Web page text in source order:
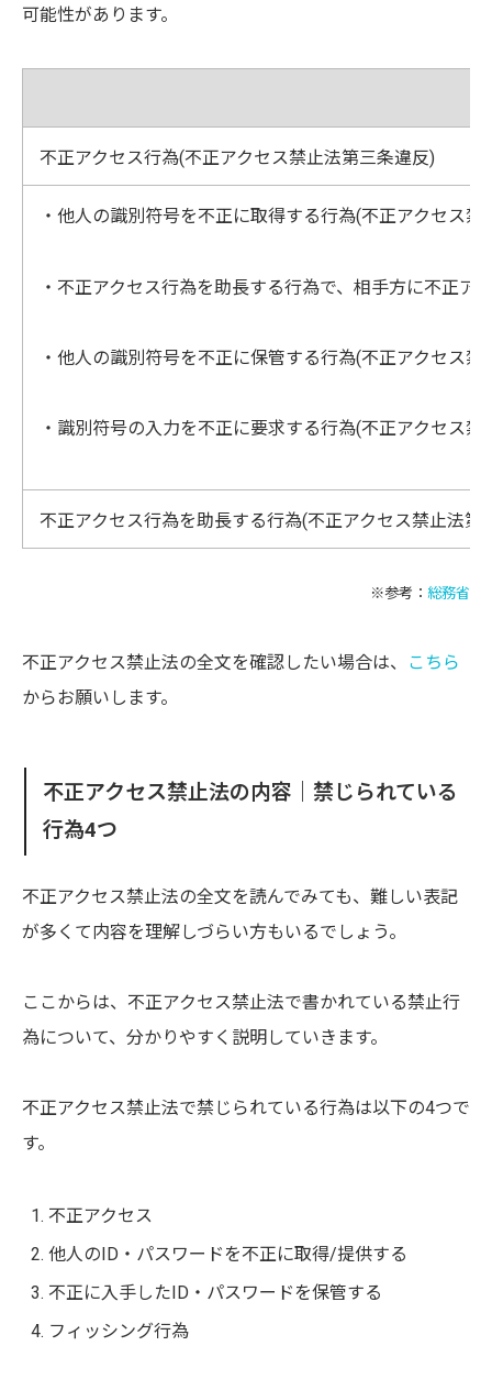
可能性があります。
不正アクセス行為(不正アクセス禁止法第三条違反)
・他人の識別符号を不正に取得する行為(不正アクセス禁
・不正アクセス行為を助長する行為で、相手方に不正
・他人の識別符号を不正に保管する行為(不正アクセス禁
・識別符号の入力を不正に要求する行為(不正アクセス禁
不正アクセス行為を助長する行為(不正アクセス禁止法第
※参考： 総務省
不正アクセス禁止法の全文を確認したい場合は、
こちら
からお願いします。
不正アクセス禁止法の内容｜禁じられている
行為4つ
不正アクセス禁止法の全文を読んでみても、難しい表記
が多くて内容を理解しづらい方もいるでしょう。
ここからは、不正アクセス禁止法で書かれている禁止行
為について、分かりやすく説明していきます。
不正アクセス禁止法で禁じられている行為は以下の4つで
す。
不正アクセス
他人のID・パスワードを不正に取得/提供する
不正に入手したID・パスワードを保管する
フィッシング行為